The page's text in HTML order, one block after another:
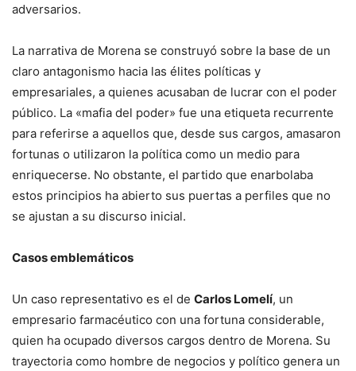
adversarios.
La narrativa de Morena se construyó sobre la base de un
claro antagonismo hacia las élites políticas y
empresariales, a quienes acusaban de lucrar con el poder
público. La «mafia del poder» fue una etiqueta recurrente
para referirse a aquellos que, desde sus cargos, amasaron
fortunas o utilizaron la política como un medio para
enriquecerse. No obstante, el partido que enarbolaba
estos principios ha abierto sus puertas a perfiles que no
se ajustan a su discurso inicial.
Casos emblemáticos
Un caso representativo es el de Carlos Lomelí, un
empresario farmacéutico con una fortuna considerable,
quien ha ocupado diversos cargos dentro de Morena. Su
trayectoria como hombre de negocios y político genera un